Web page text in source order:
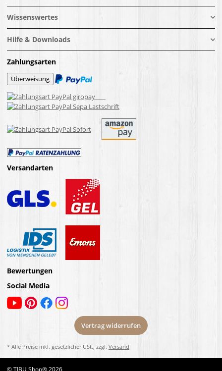
Wissenswertes
Hilfe & Downloads
Zahlungsarten
Versandarten
Bewertungen
Social Media
Vertrag widerrufen
* Alle Preise inkl. gesetzlicher USt., zzgl. Versand